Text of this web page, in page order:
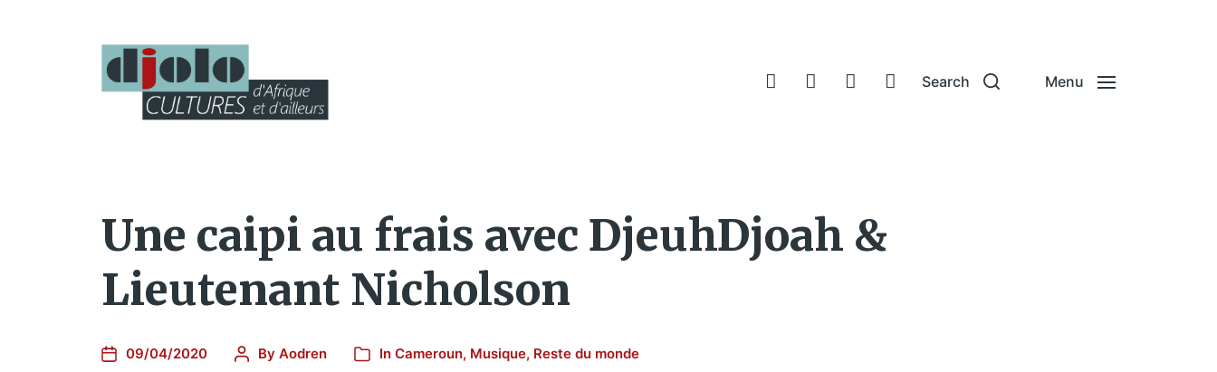
Search Menu
Une caipi au frais avec DjeuhDjoah &
Lieutenant Nicholson
09/04/2020 By Aodren In Cameroun, Musique, Reste du monde